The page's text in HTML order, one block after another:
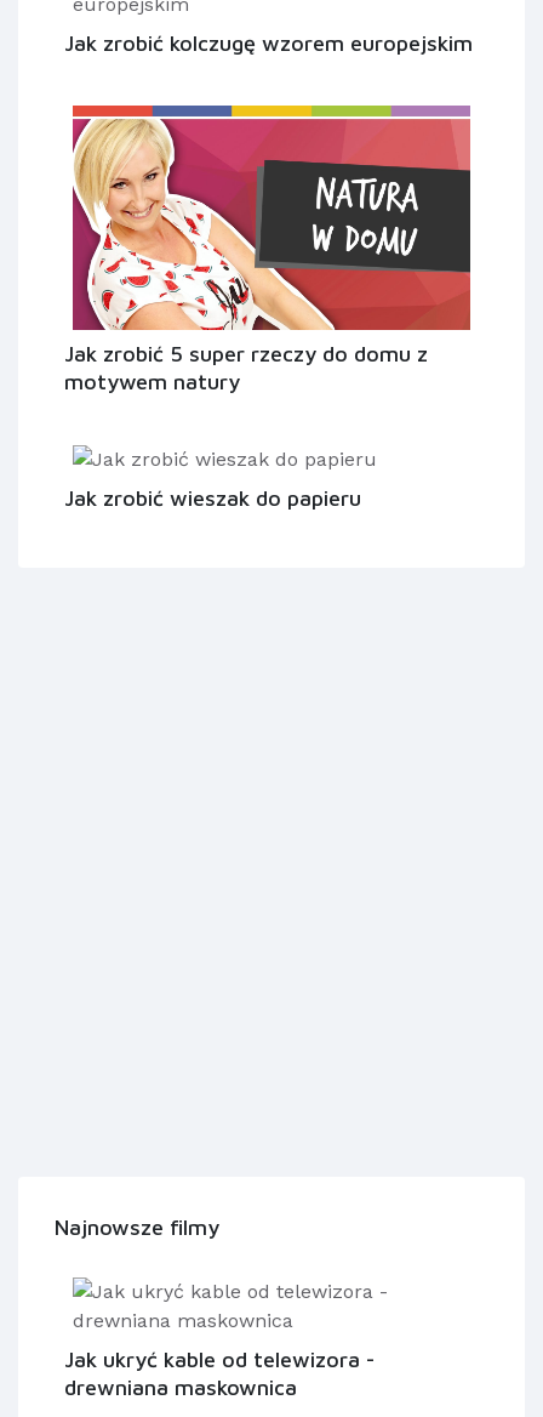
Jak zrobić kolczugę wzorem europejskim
Jak zrobić 5 super rzeczy do domu z
motywem natury
Jak zrobić wieszak do papieru
Najnowsze filmy
Jak ukryć kable od telewizora -
drewniana maskownica